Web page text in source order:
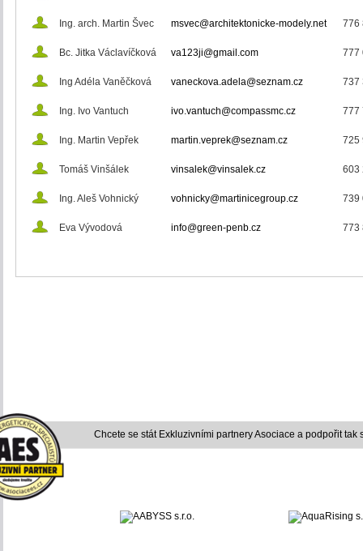
Ing. arch. Martin Švec msvec@architektonicke-modely.net 776
Bc. Jitka Václavíčková va123ji@gmail.com 777
Ing Adéla Vaněčková vaneckova.adela@seznam.cz 737
Ing. Ivo Vantuch ivo.vantuch@compassmc.cz 777
Ing. Martin Vepřek martin.veprek@seznam.cz 725
Tomáš Vinšálek vinsalek@vinsalek.cz 603
Ing. Aleš Vohnický vohnicky@martinicegroup.cz 739
Eva Vývodová info@green-penb.cz 773
Chcete se stát Exkluzivními partnery Asociace a podpořit tak